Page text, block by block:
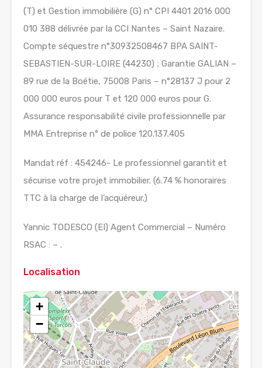
(T) et Gestion immobilière (G) n° CPI 4401 2016 000
010 388 délivrée par la CCI Nantes – Saint Nazaire.
Compte séquestre n°30932508467 BPA SAINT-
SEBASTIEN-SUR-LOIRE (44230) ; Garantie GALIAN –
89 rue de la Boétie, 75008 Paris – n°28137 J pour 2
000 000 euros pour T et 120 000 euros pour G.
Assurance responsabilité civile professionnelle par
MMA Entreprise n° de police 120.137.405
Mandat réf : 454246- Le professionnel garantit et
sécurise votre projet immobilier. (6.74 % honoraires
TTC à la charge de l’acquéreur.)
Yannic TODESCO (EI) Agent Commercial – Numéro
RSAC : – .
Localisation
+
−